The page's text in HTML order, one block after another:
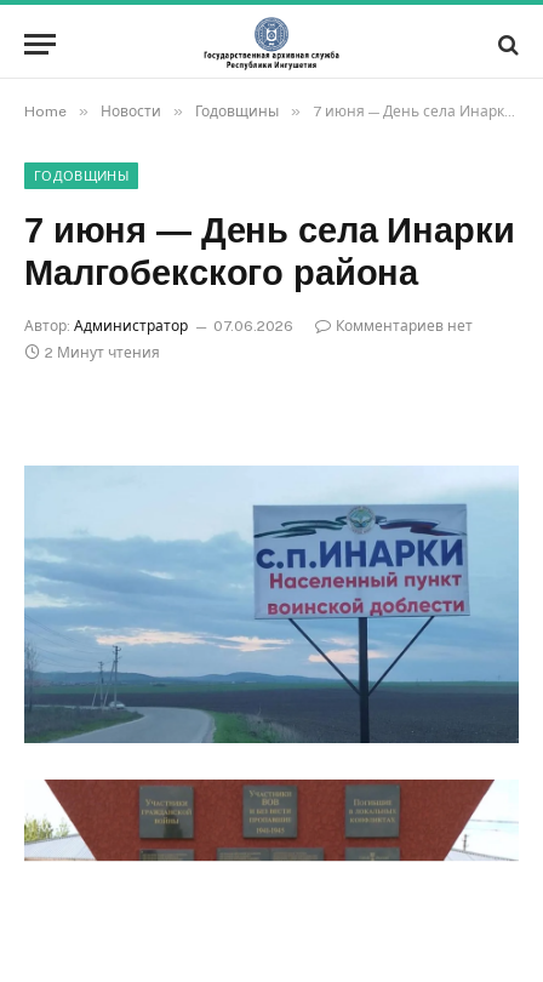
Home » Новости » Годовщины » 7 июня — День села Инарки Малгобекского района
ГОДОВЩИНЫ
7 июня — День села Инарки
Малгобекского района
Автор: Администратор 07.06.2026
Комментариев нет
2 Минут чтения